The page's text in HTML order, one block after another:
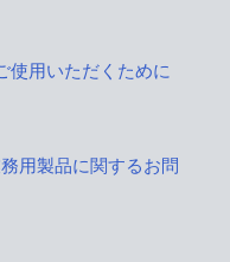
使用いただくために
用製品に関するお問